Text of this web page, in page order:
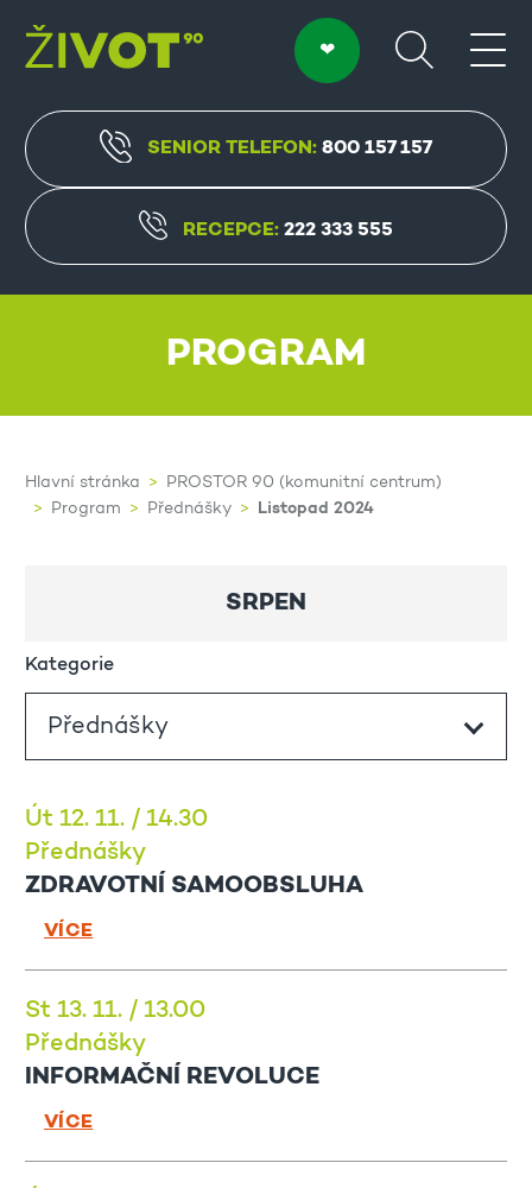
SENIOR TELEFON:800 157 157
RECEPCE:222 333 555
PROGRAM
Hlavní stránka
PROSTOR 90 (komunitní centrum)
Program
Přednášky Listopad 2024
SRPEN
Kategorie
Út 12. 11. / 14.30
Přednášky
ZDRAVOTNÍ SAMOOBSLUHA
VÍCE
St 13. 11. / 13.00
Přednášky
INFORMAČNÍ REVOLUCE
VÍCE